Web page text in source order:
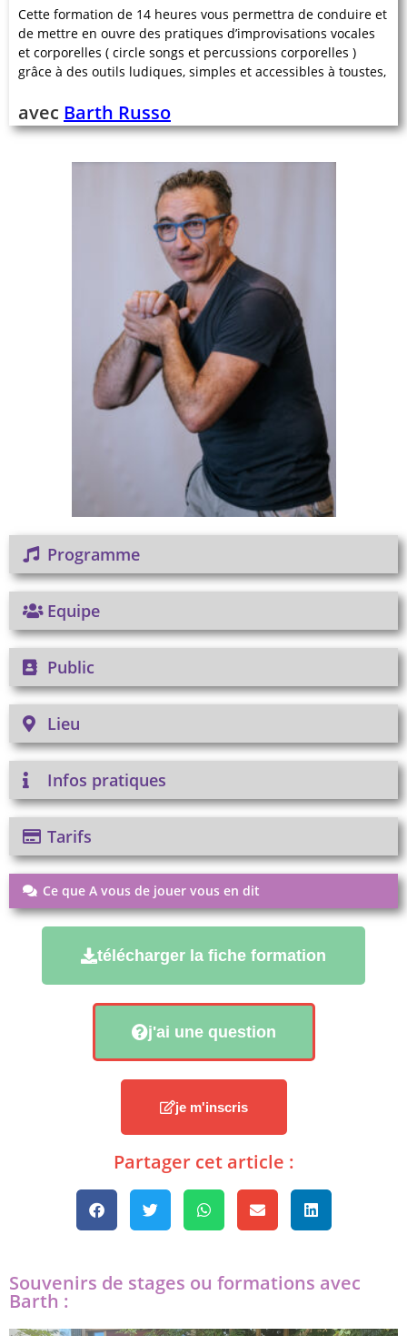
Cette formation de 14 heures vous permettra de conduire et
de mettre en ouvre des pratiques d’improvisations vocales
et corporelles ( circle songs et percussions corporelles )
grâce à des outils ludiques, simples et accessibles à toustes,
avec Barth Russo
Programme
Equipe
Public
Lieu
Infos pratiques
Tarifs
Ce que A vous de jouer vous en dit
télécharger la fiche formation
j'ai une question
je m'inscris
Partager cet article :
Souvenirs de stages ou formations avec
Barth :